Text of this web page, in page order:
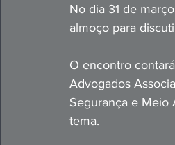
No dia 31 de
almoço para
O encontro
Advogados
Segurança e Meio
tema.